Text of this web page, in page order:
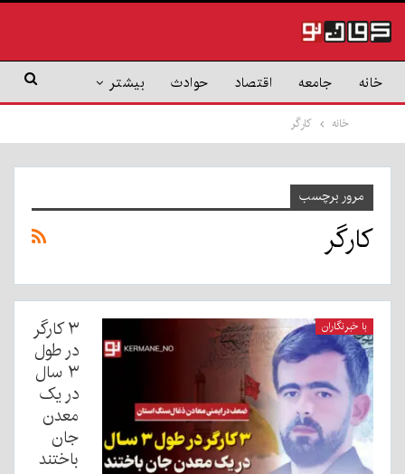
خانه جامعه اقتصاد حوادث بیشتر
خانه کارگر
مرور برچسب
کارگر
با خبرنگاران
۳ کارگر
در طول
۳ سال
در یک
معدن
جان
باختند